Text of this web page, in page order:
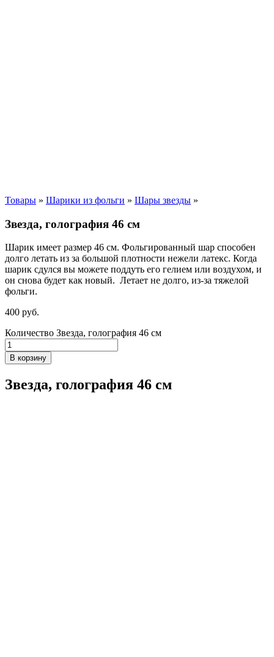
Товары » Шарики из фольги » Шары звезды »
Звезда, голография 46 см
Шарик имеет размер 46 см. Фольгированный шар способен
долго летать из за большой плотности нежели латекс. Когда
шарик сдулся вы можете поддуть его гелием или воздухом, и
он снова будет как новый. Летает не долго, из-за тяжелой
фольги.
400 руб.
Количество Звезда, голография 46 см
В корзину
Звезда, голография 46 см